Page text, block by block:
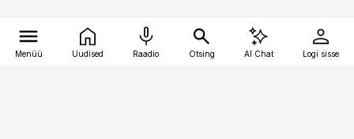
Menüü Uudised Raadio Otsing AI Chat Logi sisse